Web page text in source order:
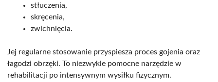
stłuczenia,
skręcenia,
zwichnięcia.
Jej regularne stosowanie przyspiesza proces gojenia oraz
łagodzi obrzęki. To niezwykle pomocne narzędzie w
rehabilitacji po intensywnym wysiłku fizycznym.